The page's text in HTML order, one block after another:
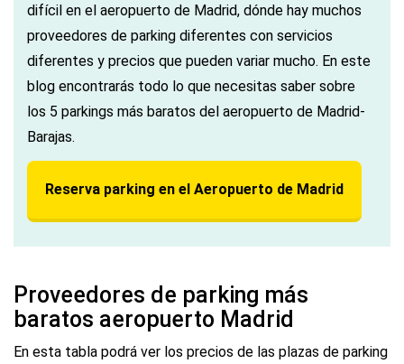
difícil en el aeropuerto de Madrid, dónde hay muchos
proveedores de parking diferentes con servicios
diferentes y precios que pueden variar mucho. En este
blog encontrarás todo lo que necesitas saber sobre
los 5 parkings más baratos del aeropuerto de Madrid-
Barajas.
Reserva parking en el Aeropuerto de Madrid
Proveedores de parking más
baratos aeropuerto Madrid
En esta tabla podrá ver los precios de las plazas de parking